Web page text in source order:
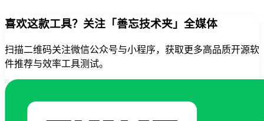
喜欢这款工具？关注「善忘技术夹」全媒体
扫描二维码关注微信公众号与小程序，获取更多高品质开源软
件推荐与效率工具测试。